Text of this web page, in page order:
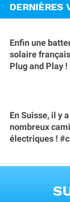
DERNIÈRES
Enfin une
solaire
Plug and Play !
En Suisse, il y
nombreux
électriques !